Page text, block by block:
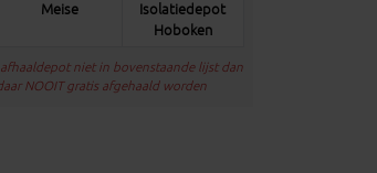
Meise
Isolatiedepot
Hoboken
niet in bovenstaande lijst dan
NOOIT gratis afgehaald worden